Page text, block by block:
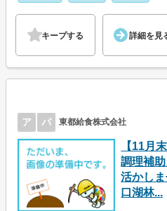
キープする 詳細を見
ア パ 東都給食株式会社
【11月
調理補
活かし
口湖林...